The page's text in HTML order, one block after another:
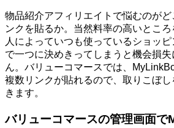
物品紹介アフィリエイトで悩むのがど
ンクを貼るか。当然料率の高いところ
人によっていつも使っているショッ
で一つに決めきってしまうと機会損
ん。バリューコマースでは、
複数リンクが貼れるので、取りこぼ
きます。
バリューコマースの管理画面